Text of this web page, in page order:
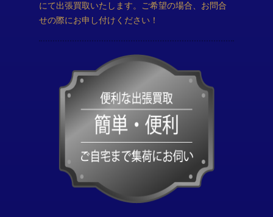
にて出張買取いたします。ご希望の場合、お問合
せの際にお申し付けください！